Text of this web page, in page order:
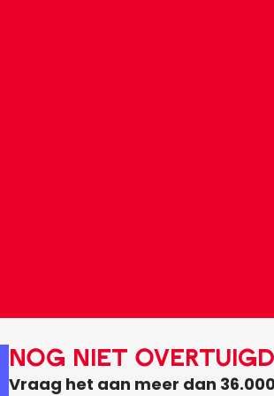
NOG NIET
Vraag het aan meer dan 36.000